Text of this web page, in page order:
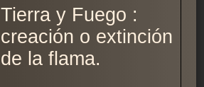
Tierra y Fuego :
creación o extinción
de la flama.